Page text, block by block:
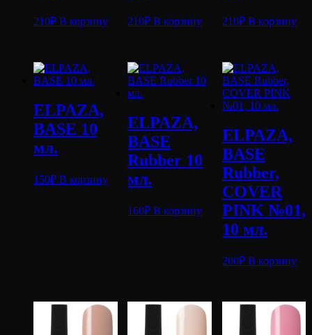
210₽ В корзину 210₽ В корзину 210₽ В корзину
ELPAZA,
BASE 10
мл.
150₽ В корзину
ELPAZA,
BASE
Rubber 10
мл.
160₽ В корзину
ELPAZA,
BASE
Rubber,
COVER
PINK №01,
10 мл.
200₽ В корзину